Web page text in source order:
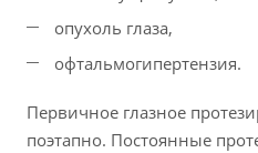
опухоль глаза,
офтальмогипертензия.
Первичное глазное
поэтапно. Постоянные